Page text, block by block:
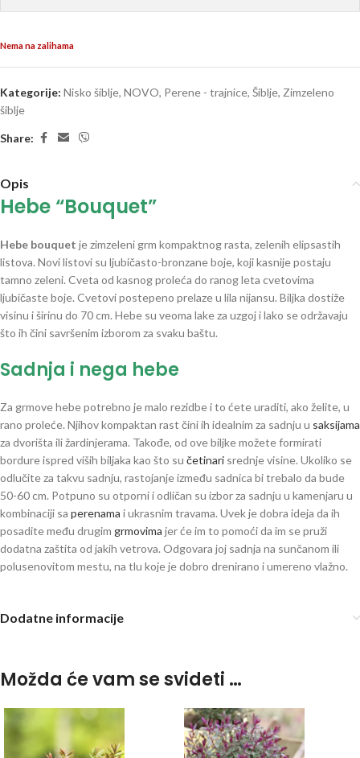
Nema na zalihama
Kategorije: Nisko šiblje, NOVO, Perene - trajnice, Šiblje, Zimzeleno
šiblje
Share:
Opis
Hebe “Bouquet”
Hebe bouquet je zimzeleni grm kompaktnog rasta, zelenih elipsastih
listova. Novi listovi su ljubičasto-bronzane boje, koji kasnije postaju
tamno zeleni. Cveta od kasnog proleća do ranog leta cvetovima
ljubičaste boje. Cvetovi postepeno prelaze u lila nijansu. Biljka dostiže
visinu i širinu do 70 cm. Hebe su veoma lake za uzgoj i lako se održavaju
što ih čini savršenim izborom za svaku baštu.
Sadnja i nega hebe
Za grmove hebe potrebno je malo rezidbe i to ćete uraditi, ako želite, u
rano proleće. Njihov kompaktan rast čini ih idealnim za sadnju u saksijama
za dvorišta ili žardinjerama. Takođe, od ove biljke možete formirati
bordure ispred viših biljaka kao što su četinari srednje visine. Ukoliko se
odlučite za takvu sadnju, rastojanje između sadnica bi trebalo da bude
50-60 cm. Potpuno su otporni i odličan su izbor za sadnju u kamenjaru u
kombinaciji sa perenama i ukrasnim travama. Uvek je dobra ideja da ih
posadite među drugim grmovima jer će im to pomoći da im se pruži
dodatna zaštita od jakih vetrova. Odgovara joj sadnja na sunčanom ili
polusenovitom mestu, na tlu koje je dobro drenirano i umereno vlažno.
Dodatne informacije
Možda će vam se svideti …